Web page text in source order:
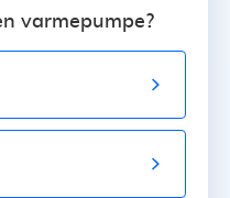
varmepumpe?